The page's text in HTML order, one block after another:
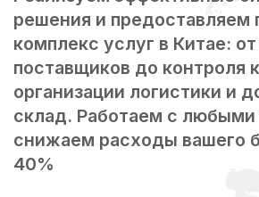
Снижаем расходы до 40% быстро
находим слабые места в поставках
снижаем расходы вашего бизнеса до
40%